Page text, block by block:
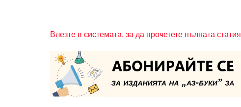
Влезте в системата, за да прочетете пълната статия